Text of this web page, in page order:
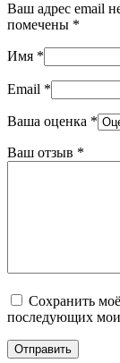
Ваш адрес email
помечены *
Имя *
Email *
Ваша оценка *
Ваш отзыв *
Сохранить
последующих